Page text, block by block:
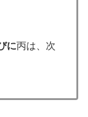
に丙は、次